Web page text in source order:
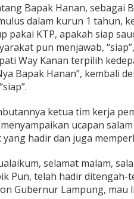
a
n
a
B
e
k
o
m
i
t
m
n
A
a
Bapak Hanan, sebagai
dalam kurun 1 tahun,
pakai KTP, apakah siap
pun menjawab,
Way Kanan terpilih
Bapak Hanan”, kembali
ketua tim kerja
ucapan
yang hadir dan juga
selamat malam,
Pun, telah hadir ditengah-
Gubernur Lampung, mau